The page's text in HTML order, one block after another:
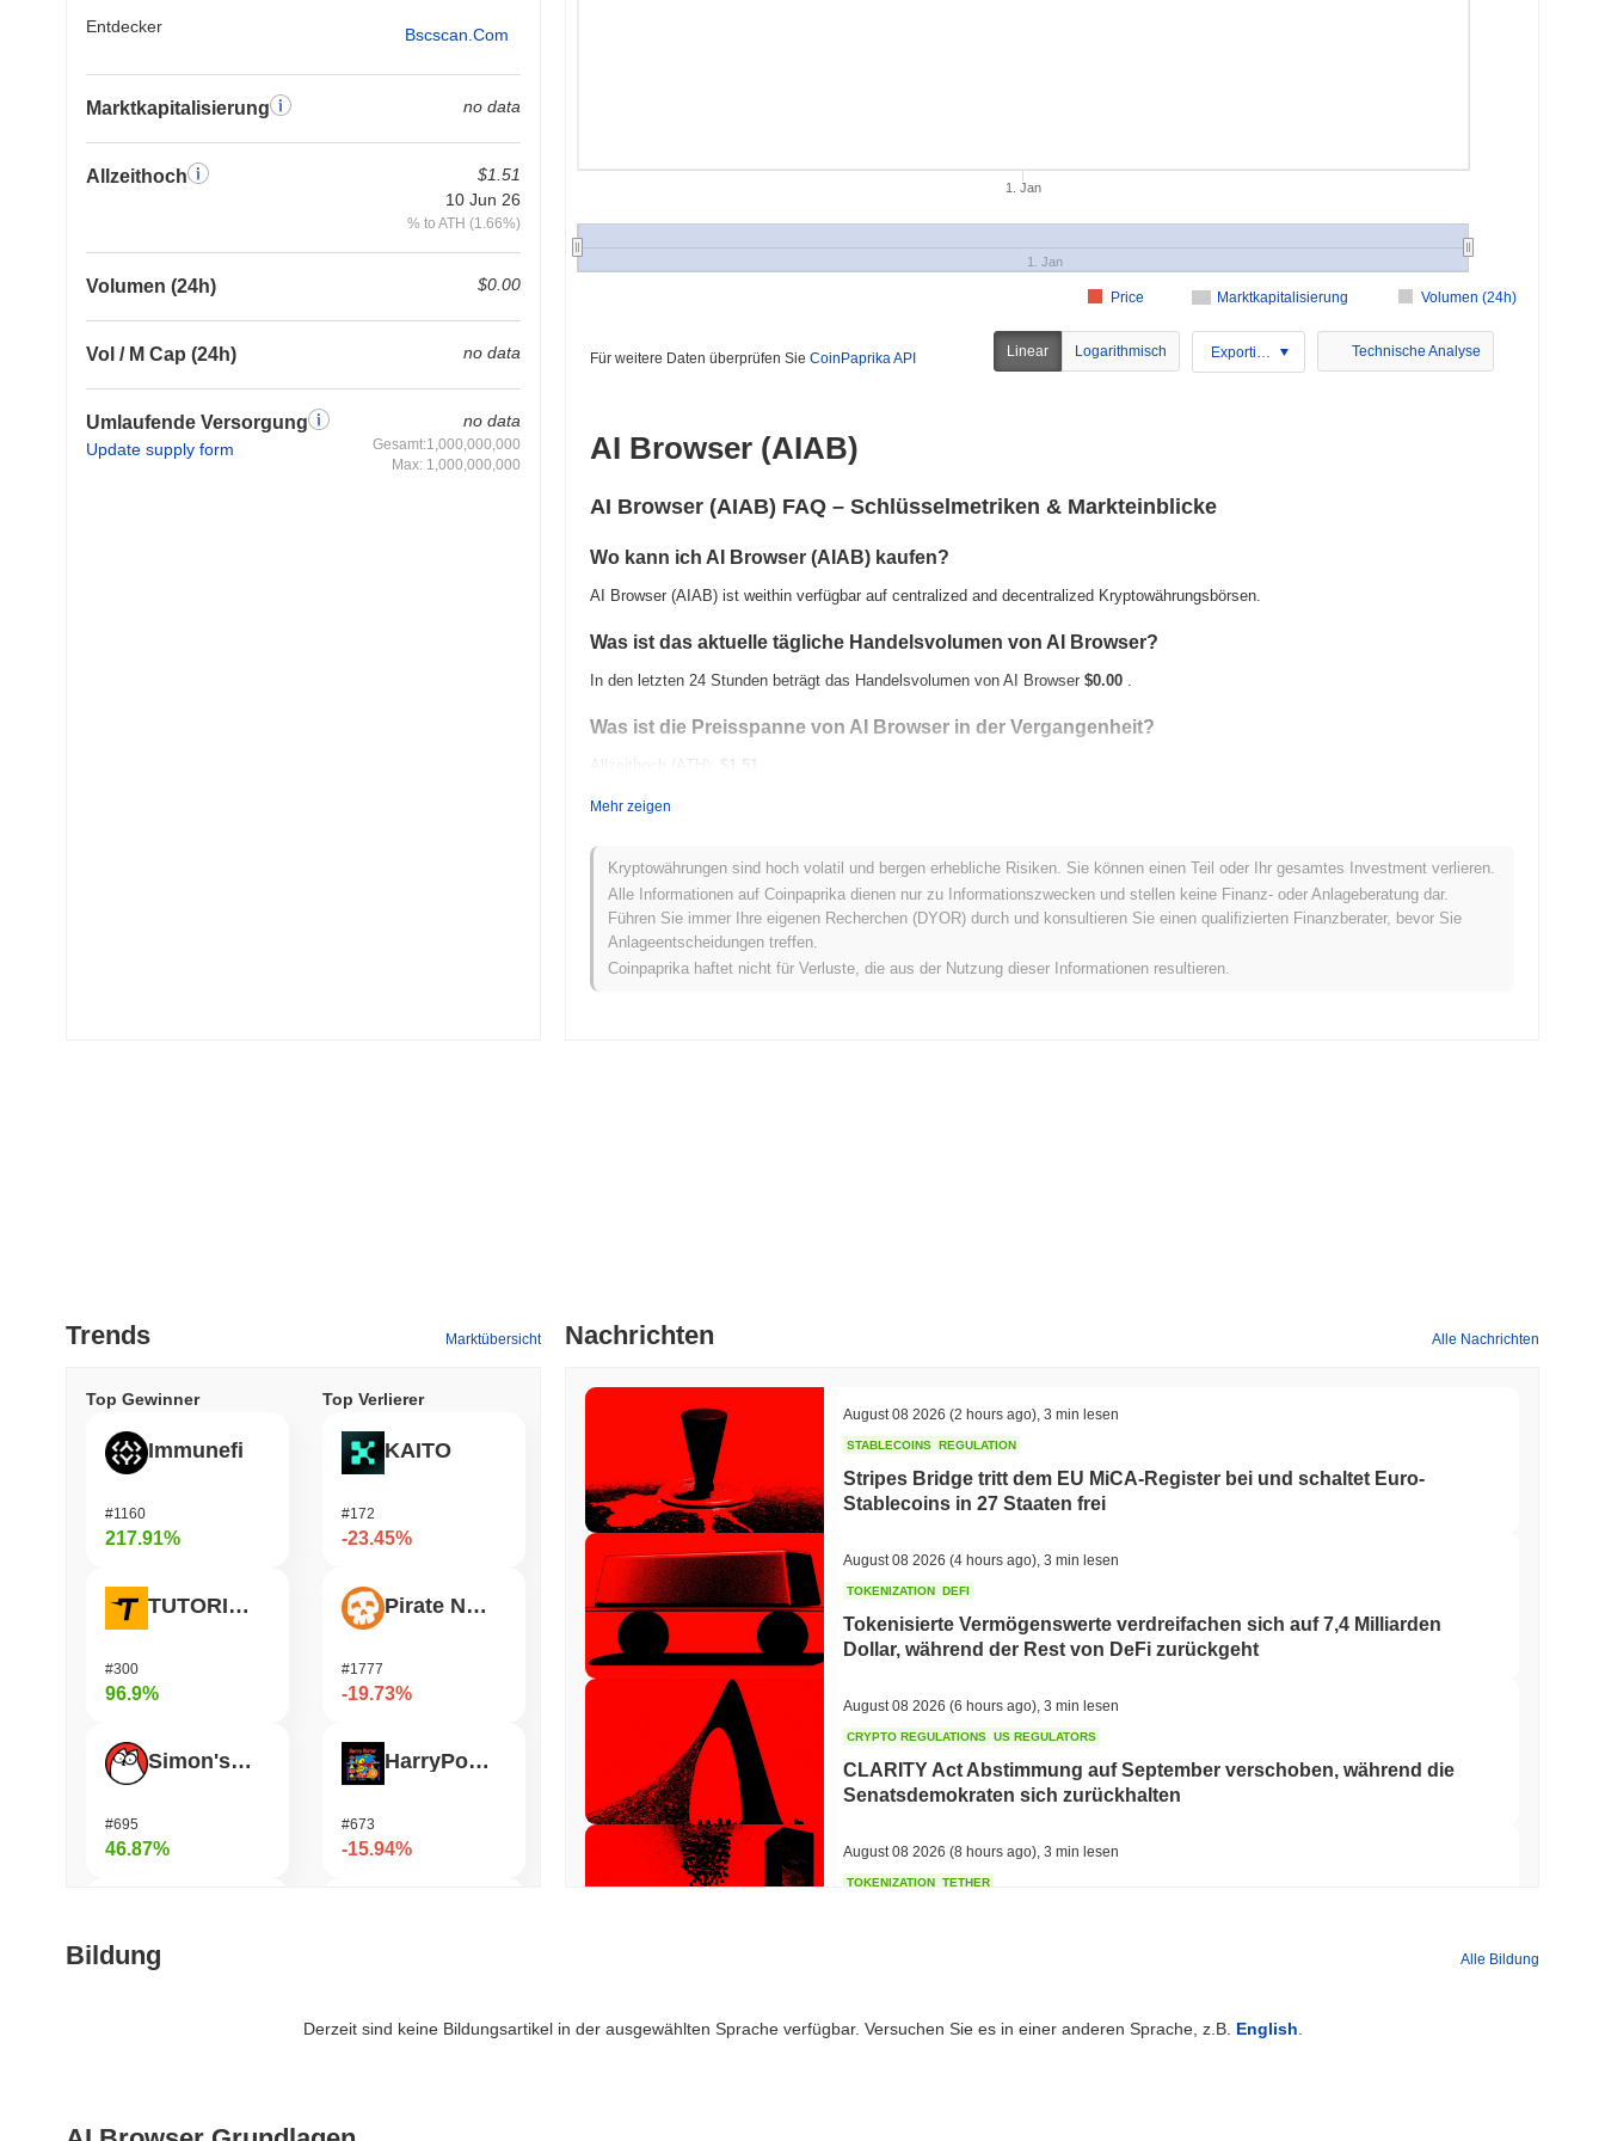
Entdecker Bscscan.com
Marktkapitalisierung no data
Allzeithoch
$1.51
10 Jun 26
% to ATH (1.66%)
Volumen (24h) $0.00
Vol / M Cap (24h) no data
Umlaufende Versorgung
Update supply form
no data
Gesamt:1,000,000,000
Max: 1,000,000,000
Marktkapitalisierung Volumen (24h)
Price
1. Jan
1. Jan
Für weitere Daten überprüfen Sie CoinPaprika API Linear Logarithmisch Exportieren Technische Analyse
AI Browser (AIAB)
AI Browser (AIAB) FAQ – Schlüsselmetriken & Markteinblicke
Wo kann ich AI Browser (AIAB) kaufen?
AI Browser (AIAB) ist weithin verfügbar auf centralized and decentralized Kryptowährungsbörsen.
Was ist das aktuelle tägliche Handelsvolumen von AI Browser?
In den letzten 24 Stunden beträgt das Handelsvolumen von AI Browser $0.00 .
Was ist die Preisspanne von AI Browser in der Vergangenheit?
Allzeithoch (ATH):
$1.51
Wie schneidet AI Browser im Vergleich zum breiteren Kryptomarkt ab?
In den letzten 7 Tagen ist AI Browser um0.00%gestiegen und lag damit hinter dem gesamten Kryptomarkt der einen Gewinn von
0.10%verzeichnete zurück. Dies deutet auf eine vorübergehende Verzögerung der Preisentwicklung von AIAB im Vergleich zur
breiteren Marktdynamik hin.
Mehr zeigen
Kryptowährungen sind hoch volatil und bergen erhebliche Risiken. Sie können einen Teil oder Ihr gesamtes Investment verlieren.
Alle Informationen auf Coinpaprika dienen nur zu Informationszwecken und stellen keine Finanz- oder Anlageberatung dar.
Führen Sie immer Ihre eigenen Recherchen (DYOR) durch und konsultieren Sie einen qualifizierten Finanzberater, bevor Sie
Anlageentscheidungen treffen.
Coinpaprika haftet nicht für Verluste, die aus der Nutzung dieser Informationen resultieren.
Trends Marktübersicht
Top Gewinner
Immunefi
#1160
217.91%
TUTORIAL
#300
96.9%
Simon's Cat
#695
46.87%
#1307
Top Verlierer
KAITO
#172
-23.45%
Pirate Nation Token
#1777
-19.73%
HarryPotterObamaSonic10Inu (ETH)
#673
-15.94%
#364
Nachrichten Alle Nachrichten
August 08 2026 (2 hours ago) 3 min lesen
STABLECOINS REGULATION
Stripes Bridge tritt dem EU MiCA-Register bei und schaltet Euro-
Stablecoins in 27 Staaten frei
August 08 2026 (4 hours ago) 3 min lesen
TOKENIZATION DEFI
Tokenisierte Vermögenswerte verdreifachen sich auf 7,4 Milliarden
Dollar, während der Rest von DeFi zurückgeht
August 08 2026 (6 hours ago) 3 min lesen
CRYPTO REGULATIONS US REGULATORS
CLARITY Act Abstimmung auf September verschoben, während die
Senatsdemokraten sich zurückhalten
August 08 2026 (8 hours ago) 3 min lesen
TOKENIZATION TETHER
COINBASE TRADING
Bildung Alle Bildung
Derzeit sind keine Bildungsartikel in der ausgewählten Sprache verfügbar. Versuchen Sie es in einer anderen Sprache, z.B. English